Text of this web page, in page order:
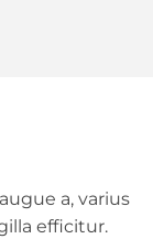
a, varius
efficitur.